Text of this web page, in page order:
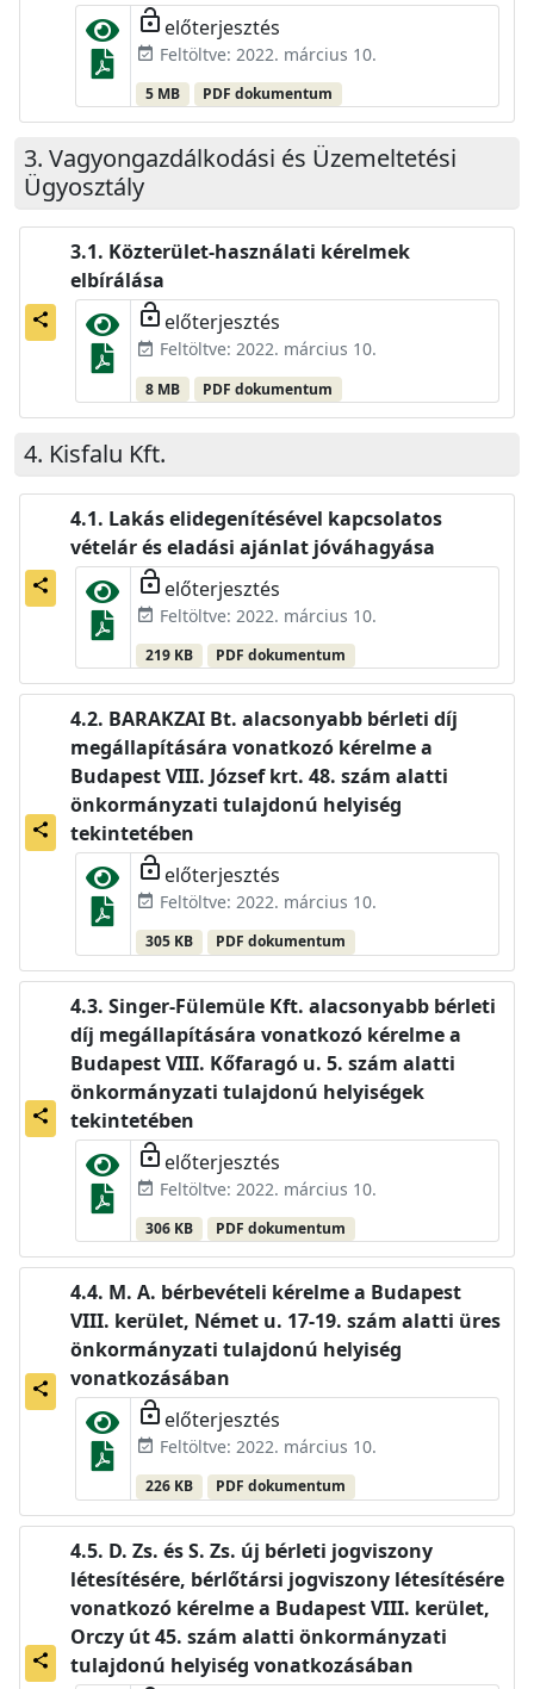
lock_open előterjesztés
event_available Feltöltve: 2022. március 10.
5 MB PDF dokumentum
Vagyongazdálkodási és Üzemeltetési
Ügyosztály
share
Közterület-használati kérelmek
elbírálása
lock_open előterjesztés
event_available Feltöltve: 2022. március 10.
8 MB PDF dokumentum
Kisfalu Kft.
share
Lakás elidegenítésével kapcsolatos
vételár és eladási ajánlat jóváhagyása
lock_open előterjesztés
event_available Feltöltve: 2022. március 10.
219 KB PDF dokumentum
share
BARAKZAI Bt. alacsonyabb bérleti díj
megállapítására vonatkozó kérelme a
Budapest VIII. József krt. 48. szám alatti
önkormányzati tulajdonú helyiség
tekintetében
lock_open előterjesztés
event_available Feltöltve: 2022. március 10.
305 KB PDF dokumentum
share
Singer-Fülemüle Kft. alacsonyabb bérleti
díj megállapítására vonatkozó kérelme a
Budapest VIII. Kőfaragó u. 5. szám alatti
önkormányzati tulajdonú helyiségek
tekintetében
lock_open előterjesztés
event_available Feltöltve: 2022. március 10.
306 KB PDF dokumentum
share
M. A. bérbevételi kérelme a Budapest
VIII. kerület, Német u. 17-19. szám alatti üres
önkormányzati tulajdonú helyiség
vonatkozásában
lock_open előterjesztés
event_available Feltöltve: 2022. március 10.
226 KB PDF dokumentum
share
D. Zs. és S. Zs. új bérleti jogviszony
létesítésére, bérlőtársi jogviszony létesítésére
vonatkozó kérelme a Budapest VIII. kerület,
Orczy út 45. szám alatti önkormányzati
tulajdonú helyiség vonatkozásában